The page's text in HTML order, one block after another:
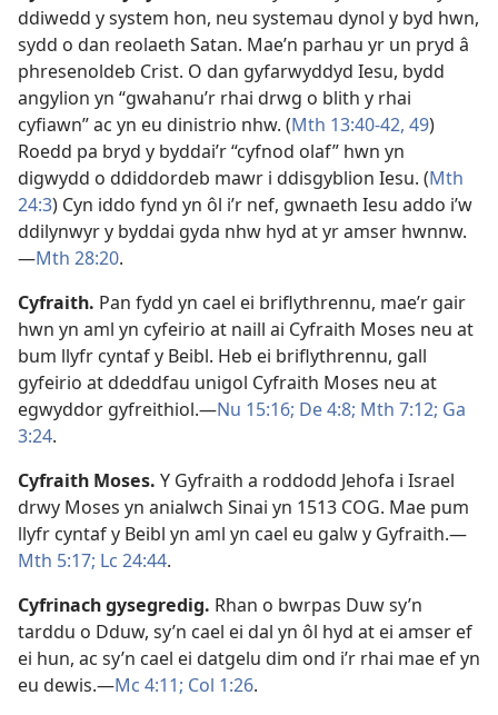
ddiwedd y system hon, neu systemau dynol y byd hwn,
sydd o dan reolaeth Satan. Mae’n parhau yr un pryd â
phresenoldeb Crist. O dan gyfarwyddyd Iesu, bydd
angylion yn “gwahanu’r rhai drwg o blith y rhai
cyfiawn” ac yn eu dinistrio nhw. (Mth 13:40-42, 49)
Roedd pa bryd y byddai’r “cyfnod olaf” hwn yn
digwydd o ddiddordeb mawr i ddisgyblion Iesu. (Mth
24:3) Cyn iddo fynd yn ôl i’r nef, gwnaeth Iesu addo i’w
ddilynwyr y byddai gyda nhw hyd at yr amser hwnnw.
—Mth 28:20.
Cyfraith. Pan fydd yn cael ei briflythrennu, mae’r gair
hwn yn aml yn cyfeirio at naill ai Cyfraith Moses neu at
bum llyfr cyntaf y Beibl. Heb ei briflythrennu, gall
gyfeirio at ddeddfau unigol Cyfraith Moses neu at
egwyddor gyfreithiol.—Nu 15:16; De 4:8; Mth 7:12; Ga
3:24.
Cyfraith Moses. Y Gyfraith a roddodd Jehofa i Israel
drwy Moses yn anialwch Sinai yn 1513 COG. Mae pum
llyfr cyntaf y Beibl yn aml yn cael eu galw y Gyfraith.—
Mth 5:17; Lc 24:44.
Cyfrinach gysegredig. Rhan o bwrpas Duw sy’n
tarddu o Dduw, sy’n cael ei dal yn ôl hyd at ei amser ef
ei hun, ac sy’n cael ei datgelu dim ond i’r rhai mae ef yn
eu dewis.—Mc 4:11; Col 1:26.